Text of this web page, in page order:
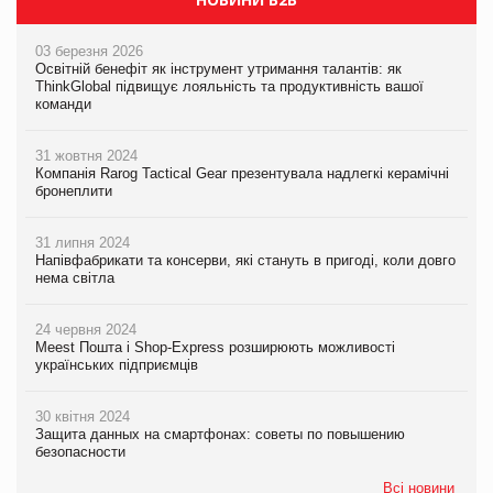
03 березня 2026
Освітній бенефіт як інструмент утримання талантів: як
ThinkGlobal підвищує лояльність та продуктивність вашої
команди
31 жовтня 2024
Компанія Rarog Tactical Gear презентувала надлегкі керамічні
бронеплити
31 липня 2024
Напівфабрикати та консерви, які стануть в пригоді, коли довго
нема світла
24 червня 2024
Meest Пошта і Shop-Express розширюють можливості
українських підприємців
30 квітня 2024
Защита данных на смартфонах: советы по повышению
безопасности
Всі новини